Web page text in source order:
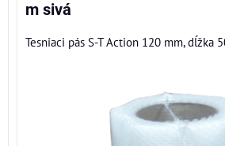
m sivá
Tesniaci pás S-T Action 120 mm, dĺžka